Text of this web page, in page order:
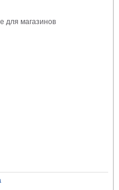
для магазинов